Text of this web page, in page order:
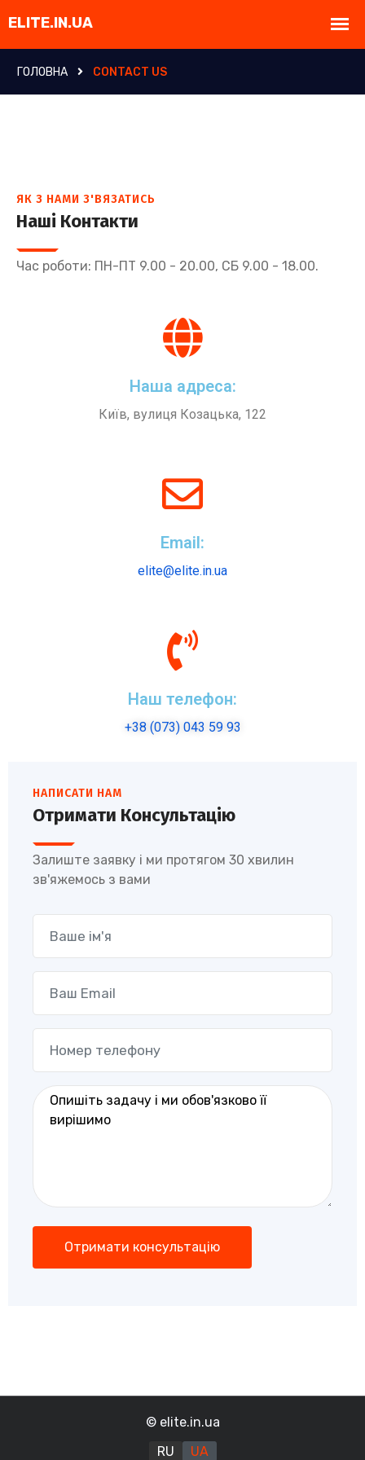
ГОЛОВНА CONTACT US
ЯК З НАМИ З'ВЯЗАТИСЬ
Наші Контакти
Час роботи: ПН-ПТ 9.00 - 20.00, СБ 9.00 - 18.00.
Наша адреса:
Київ, вулиця Козацька, 122
Email:
elite@elite.in.ua
Наш телефон:
+38 (073) 043 59 93
НАПИСАТИ НАМ
Отримати Консультацію
Залиште заявку і ми протягом 30 хвилин
зв'яжемось з вами
© elite.in.ua
RU
UA